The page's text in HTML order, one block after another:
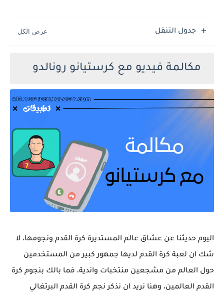
جدول التنقل
مكالمة فيديو مع كرستيانو رونالدو
اليوم حديثنا عن عشاق عالم المستديرة كرة القدم ونجومها، لا
شك ان لعبة كرة القدم لديها جمهور كبير من المستخدمين
حول العالم من مشجعين منتخبات واندية، فما بالك بنجوم كرة
القدم العالمين، وهنا نريد ان نذكر نجم كرة القدم البرتغالي